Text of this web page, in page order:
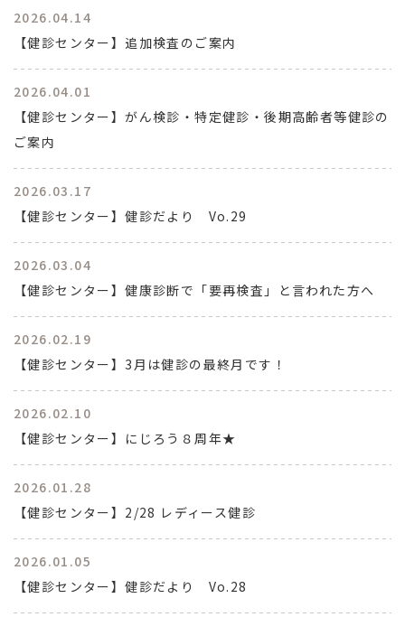
2026.04.14
【健診センター】追加検査のご案内
2026.04.01
【健診センター】がん検診・特定健診・後期高齢者等健診の
ご案内
2026.03.17
【健診センター】健診だより Vo.29
2026.03.04
【健診センター】健康診断で「要再検査」と言われた方へ
2026.02.19
【健診センター】3月は健診の最終月です！
2026.02.10
【健診センター】にじろう８周年★
2026.01.28
【健診センター】2/28 レディース健診
2026.01.05
【健診センター】健診だより Vo.28